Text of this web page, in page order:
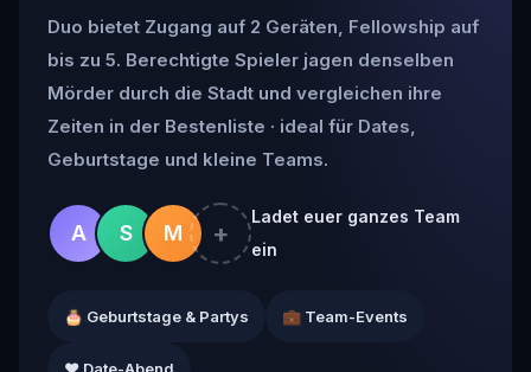
Duo bietet Zugang auf 2 Geräten, Fellowship auf
bis zu 5. Berechtigte Spieler jagen denselben
Mörder durch die Stadt und vergleichen ihre
Zeiten in der Bestenliste · ideal für Dates,
Geburtstage und kleine Teams.
A S M +
Ladet euer ganzes Team
ein
🎂 Geburtstage & Partys 💼 Team-Events
❤️ Date-Abend